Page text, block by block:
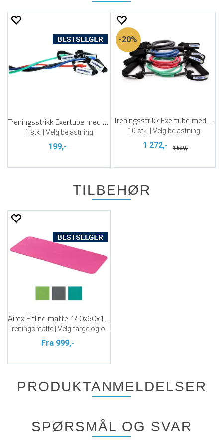
Treningsstrikk Exertube med forsterkning
1 stk. | Velg belastning
199,-
20%
Treningsstrikk Exertube med håndtak 10pk
10 stk. | Velg belastning
1 272,- 1 590,-
TILBEHØR
Airex Fitline matte 140x60x1 cm
Fra 999,-
PRODUKTANMELDELSER
SPØRSMÅL OG SVAR